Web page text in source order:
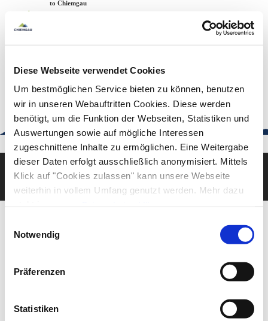
Diese Webseite verwendet Cookies
Um bestmöglichen Service bieten zu können, benutzen
wir in unseren Webauftritten Cookies. Diese werden
benötigt, um die Funktion der Webseiten, Statistiken und
Auswertungen sowie auf mögliche Interessen
zugeschnittene Inhalte zu ermöglichen. Eine Weitergabe
dieser Daten erfolgt ausschließlich anonymisiert. Mittels
Klick auf "Cookies zulassen" kann unsere Webseite
weiterhin in vollem Umfang genutzt werden. Mehr dazu
steht in unserer Datenschutzerklärung.
gelistet.
Notwendig
Präferenzen
Statistiken
Back to the home page
Welcome to Chiemgau
urlaub@chiemgau.bayern
+49 (861) 988 231-20
Good to know
Deutsch English